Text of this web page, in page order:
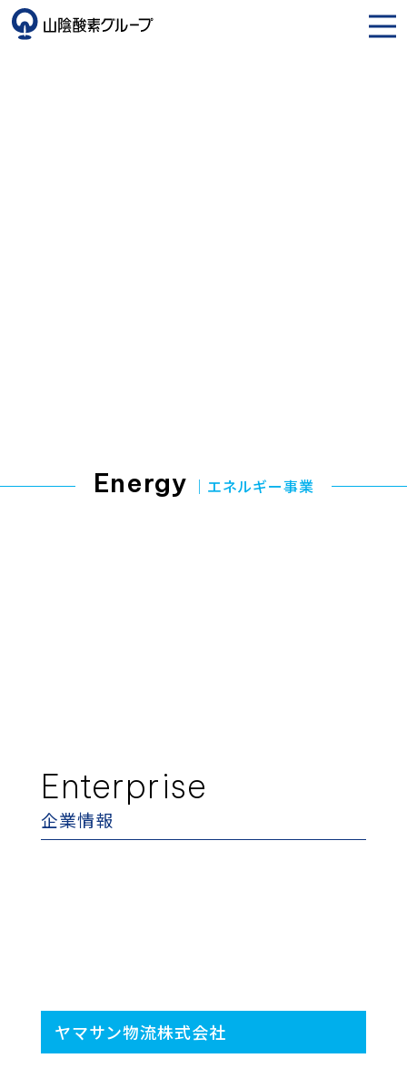
Energy エネルギー事業
Enterprise
企業情報
ヤマサン物流株式会社